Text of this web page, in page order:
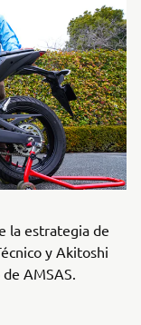
la estrategia de
y Akitoshi
AMSAS.